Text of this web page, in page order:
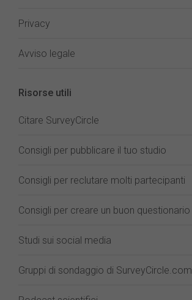
Privacy
Avviso legale
Risorse utili
Citare SurveyCircle
Consigli per pubblicare il tuo studio
Consigli per reclutare molti partecipanti
Consigli per creare un buon questionario
Studi sui social media
Gruppi di sondaggio di SurveyCircle.com